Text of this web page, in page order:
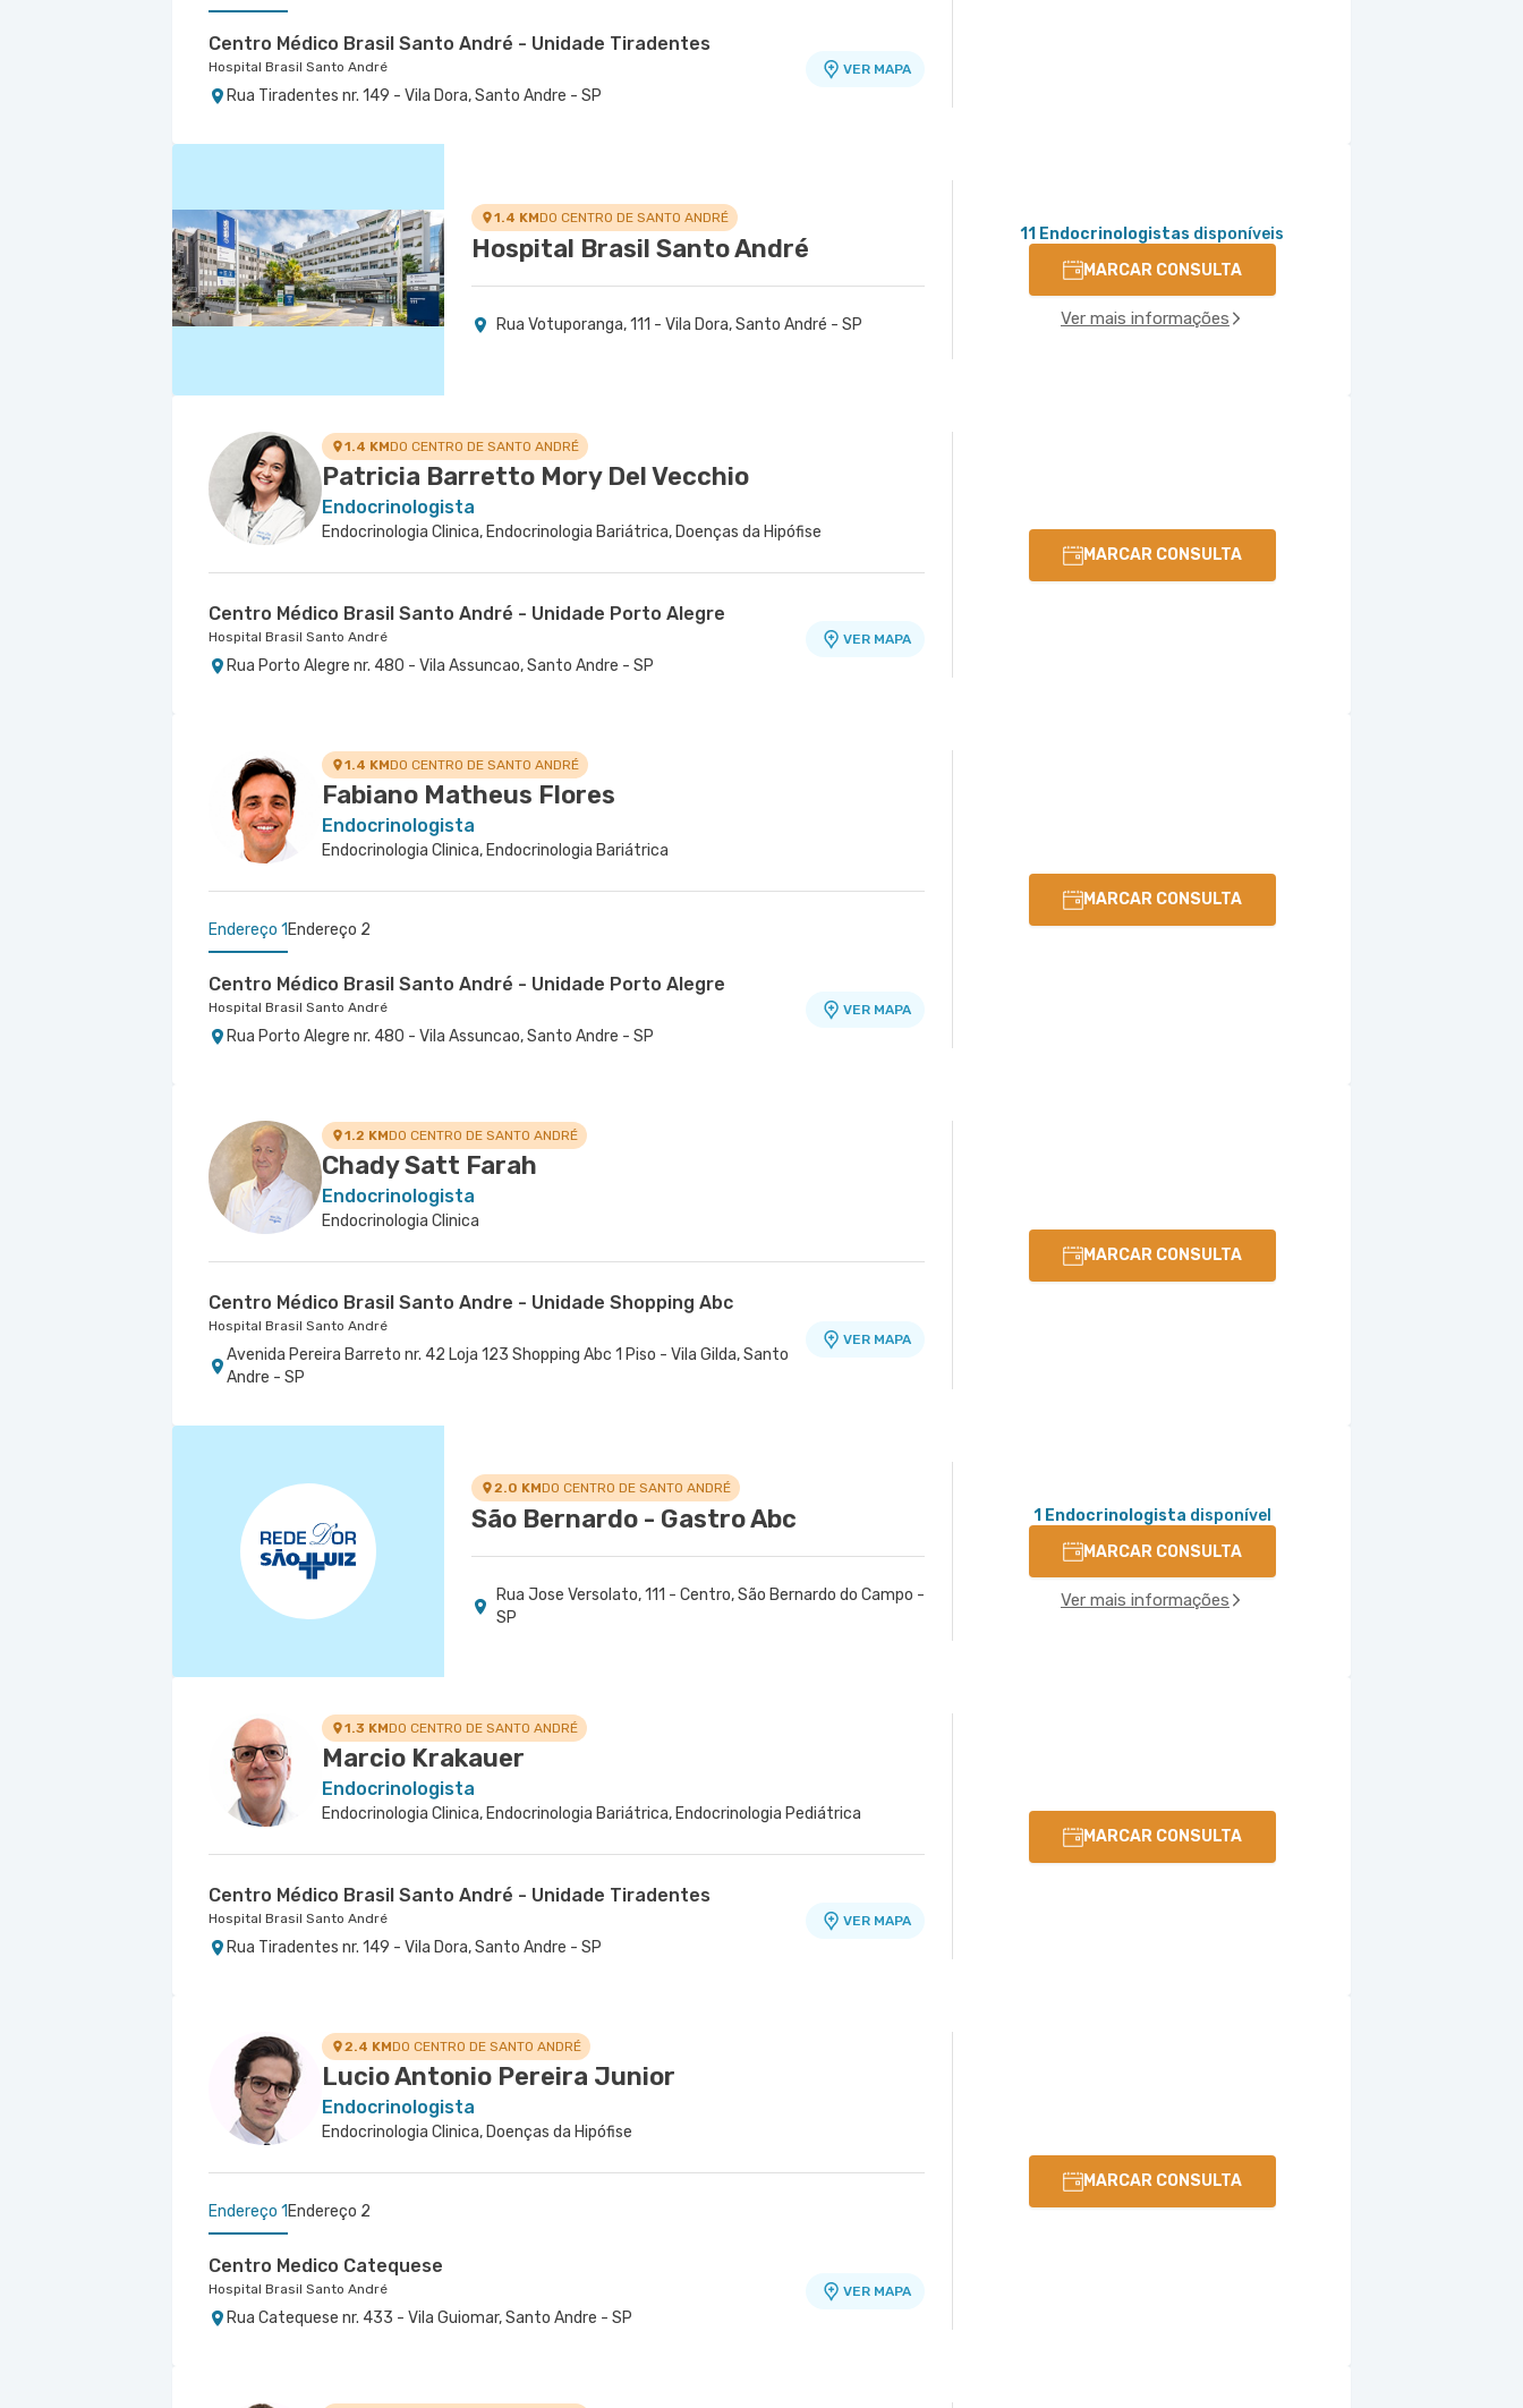
Centro Médico Brasil Santo André - Unidade Tiradentes
Hospital Brasil Santo André
Rua Tiradentes nr. 149 - Vila Dora, Santo Andre - SP
VER MAPA
Hospital São Luiz São Bernardo
1.4 KMDO CENTRO DE SANTO ANDRÉ
Hospital Brasil Santo André
Rua Votuporanga, 111 - Vila Dora, Santo André - SP
11 Endocrinologistas disponíveis
MARCAR CONSULTA
Ver mais informações
1.4 KMDO CENTRO DE SANTO ANDRÉ
Patricia Barretto Mory Del Vecchio
Endocrinologista
Endocrinologia Clinica, Endocrinologia Bariátrica, Doenças da Hipófise
MARCAR CONSULTA
Centro Médico Brasil Santo André - Unidade Porto Alegre
Hospital Brasil Santo André
Rua Porto Alegre nr. 480 - Vila Assuncao, Santo Andre - SP
VER MAPA
1.4 KMDO CENTRO DE SANTO ANDRÉ
Fabiano Matheus Flores
Endocrinologista
Endocrinologia Clinica, Endocrinologia Bariátrica
MARCAR CONSULTA
Endereço 1 Endereço 2
Centro Médico Brasil Santo André - Unidade Porto Alegre
Hospital Brasil Santo André
Rua Porto Alegre nr. 480 - Vila Assuncao, Santo Andre - SP
VER MAPA
Bernardo do Campo - SP
1.2 KMDO CENTRO DE SANTO ANDRÉ
Chady Satt Farah
Endocrinologista
Endocrinologia Clinica
MARCAR CONSULTA
Centro Médico Brasil Santo Andre - Unidade Shopping Abc
Hospital Brasil Santo André
Avenida Pereira Barreto nr. 42 Loja 123 Shopping Abc 1 Piso - Vila Gilda, Santo
Andre - SP
VER MAPA
2.0 KMDO CENTRO DE SANTO ANDRÉ
São Bernardo - Gastro Abc
Rua Jose Versolato, 111 - Centro, São Bernardo do Campo -
SP
1 Endocrinologista disponível
MARCAR CONSULTA
Ver mais informações
1.3 KMDO CENTRO DE SANTO ANDRÉ
Marcio Krakauer
Endocrinologista
Endocrinologia Clinica, Endocrinologia Bariátrica, Endocrinologia Pediátrica
MARCAR CONSULTA
Centro Médico Brasil Santo André - Unidade Tiradentes
Hospital Brasil Santo André
Rua Tiradentes nr. 149 - Vila Dora, Santo Andre - SP
VER MAPA
2.4 KMDO CENTRO DE SANTO ANDRÉ
Lucio Antonio Pereira Junior
Endocrinologista
Endocrinologia Clinica, Doenças da Hipófise
MARCAR CONSULTA
Endereço 1 Endereço 2
Centro Medico Catequese
Hospital Brasil Santo André
Rua Catequese nr. 433 - Vila Guiomar, Santo Andre - SP
VER MAPA